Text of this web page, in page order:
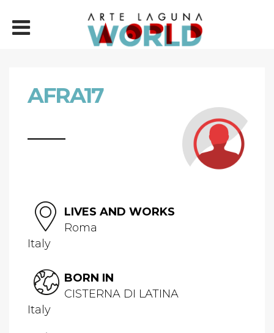
AFRA17
LIVES AND WORKS
Roma
Italy
BORN IN
CISTERNA DI LATINA
Italy